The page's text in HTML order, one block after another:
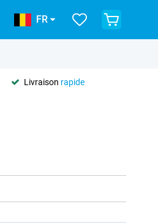
FR
Livraison rapide